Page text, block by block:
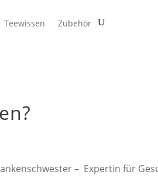
Teewissen Zubehör
– Expertin für